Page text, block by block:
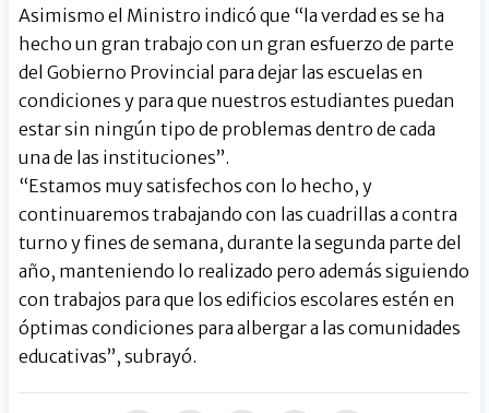
Asimismo el Ministro indicó que “la verdad es se ha
hecho un gran trabajo con un gran esfuerzo de parte
del Gobierno Provincial para dejar las escuelas en
condiciones y para que nuestros estudiantes puedan
estar sin ningún tipo de problemas dentro de cada
una de las instituciones”.
“Estamos muy satisfechos con lo hecho, y
continuaremos trabajando con las cuadrillas a contra
turno y fines de semana, durante la segunda parte del
año, manteniendo lo realizado pero además siguiendo
con trabajos para que los edificios escolares estén en
óptimas condiciones para albergar a las comunidades
educativas”, subrayó.